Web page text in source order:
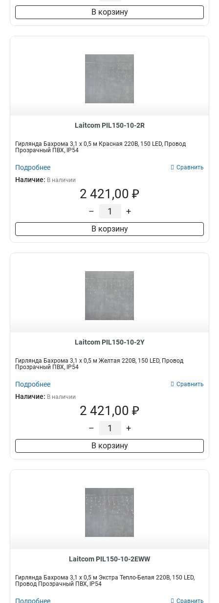
В корзину
Laitcom PIL150-10-2R
Гирлянда Бахрома 3,1 x 0,5 м Красная 220В, 150 LED, Провод
Прозрачный ПВХ, IP54
Подробнее Сравнить
Наличие: В наличии
2 421,00 ₽
– +
В корзину
Laitcom PIL150-10-2Y
Гирлянда Бахрома 3,1 x 0,5 м Желтая 220В, 150 LED, Провод
Прозрачный ПВХ, IP54
Подробнее Сравнить
Наличие: В наличии
2 421,00 ₽
– +
В корзину
Laitcom PIL150-10-2EWW
Гирлянда Бахрома 3,1 x 0,5 м Экстра Тепло-Белая 220В, 150 LED,
Провод Прозрачный ПВХ, IP54
Подробнее Сравнить